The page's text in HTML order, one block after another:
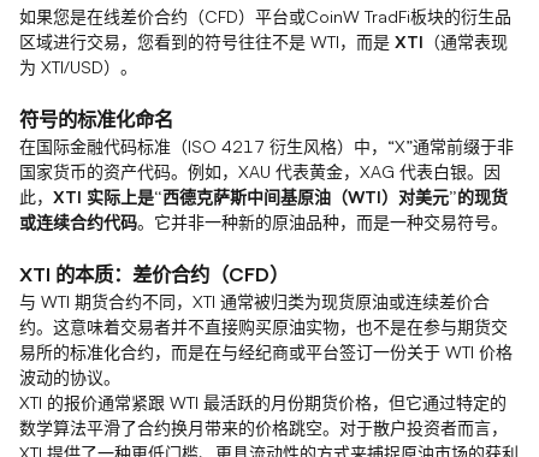
如果您是在线差价合约（CFD）平台或CoinW TradFi板块的衍生品
区域进行交易，您看到的符号往往不是 WTI，而是 XTI （通常表现
为 XTI/USD）。
符号的标准化命名
在国际金融代码标准（ISO 4217 衍生风格）中，“X”通常前缀于非
国家货币的资产代码。例如，XAU 代表黄金，XAG 代表白银。因
此， XTI 实际上是“西德克萨斯中间基原油（WTI）对美元”的现货
或连续合约代码。它并非一种新的原油品种，而是一种交易符号。
XTI 的本质：差价合约（CFD）
与 WTI 期货合约不同，XTI 通常被归类为现货原油或连续差价合
约。这意味着交易者并不直接购买原油实物，也不是在参与期货交
易所的标准化合约，而是在与经纪商或平台签订一份关于 WTI 价格
波动的协议。
XTI 的报价通常紧跟 WTI 最活跃的月份期货价格，但它通过特定的
数学算法平滑了合约换月带来的价格跳空。对于散户投资者而言，